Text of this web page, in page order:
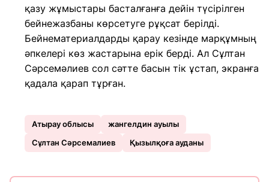
қазу жұмыстары басталғанға дейін түсірілген
бейнежазбаны көрсетуге рұқсат берілді.
Бейнематериалдарды қарау кезінде марқұмның
әпкелері көз жастарына ерік берді. Ал Сұлтан
Сәрсемәлиев сол сәтте басын тік ұстап, экранға
қадала қарап тұрған.
Атырау облысы
жангелдин ауылы
Сұлтан Сәрсемалиев
Қызылқоға ауданы